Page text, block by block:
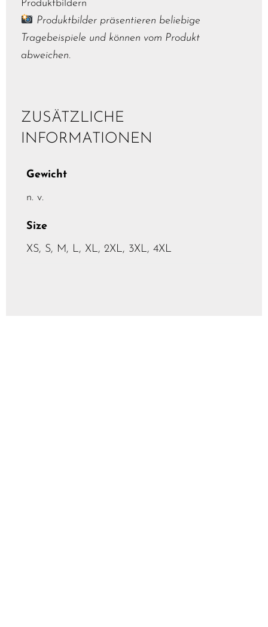
Produktbildern
Produktbilder präsentieren beliebige
Tragebeispiele und können vom Produkt
abweichen.
ZUSÄTZLICHE
INFORMATIONEN
Gewicht
n. v.
Size
XS, S, M, L, XL, 2XL, 3XL, 4XL